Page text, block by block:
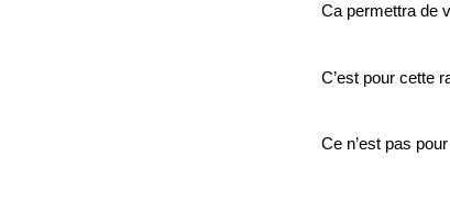
Ca permettra de
C’est pour cette
Ce n’est pas